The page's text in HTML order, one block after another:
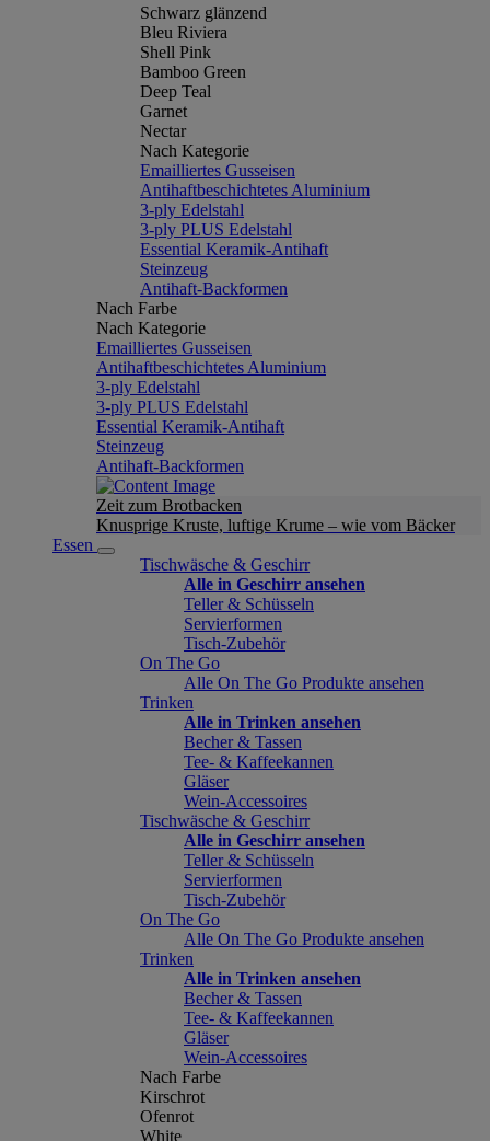
Schwarz glänzend
Bleu Riviera
Shell Pink
Bamboo Green
Deep Teal
Garnet
Nectar
Nach Kategorie
Emailliertes Gusseisen
Antihaftbeschichtetes Aluminium
3-ply Edelstahl
3-ply PLUS Edelstahl
Essential Keramik-Antihaft
Steinzeug
Antihaft-Backformen
Nach Farbe
Nach Kategorie
Emailliertes Gusseisen
Antihaftbeschichtetes Aluminium
3-ply Edelstahl
3-ply PLUS Edelstahl
Essential Keramik-Antihaft
Steinzeug
Antihaft-Backformen
Zeit zum Brotbacken
Knusprige Kruste, luftige Krume – wie vom Bäcker
Essen
Tischwäsche & Geschirr
Alle in Geschirr ansehen
Teller & Schüsseln
Servierformen
Tisch-Zubehör
On The Go
Alle On The Go Produkte ansehen
Trinken
Alle in Trinken ansehen
Becher & Tassen
Tee- & Kaffeekannen
Gläser
Wein-Accessoires
Tischwäsche & Geschirr
Alle in Geschirr ansehen
Teller & Schüsseln
Servierformen
Tisch-Zubehör
On The Go
Alle On The Go Produkte ansehen
Trinken
Alle in Trinken ansehen
Becher & Tassen
Tee- & Kaffeekannen
Gläser
Wein-Accessoires
Nach Farbe
Kirschrot
Ofenrot
White